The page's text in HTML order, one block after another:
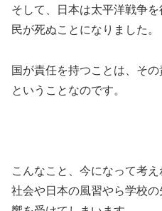
そして、日本は太平洋戦争
民が死ぬことになりました。
国が責任を持つことは、そ
ということなのです。
こんなこと、今になって考
社会や日本の風習やら学校